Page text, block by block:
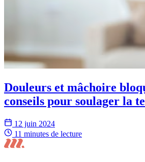
Douleurs et mâchoire
conseils pour soulager la
12 juin 2024
11 minutes de lecture